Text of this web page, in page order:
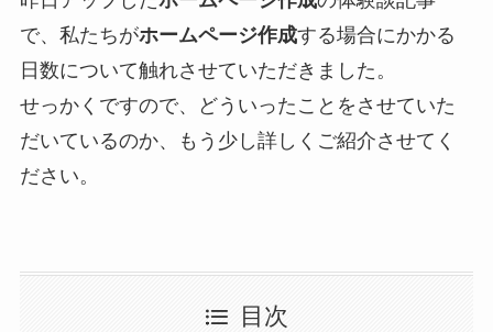
で、私たちがホームページ作成する場合にかかる
日数について触れさせていただきました。
せっかくですので、どういったことをさせていた
だいているのか、もう少し詳しくご紹介させてく
ださい。
目次